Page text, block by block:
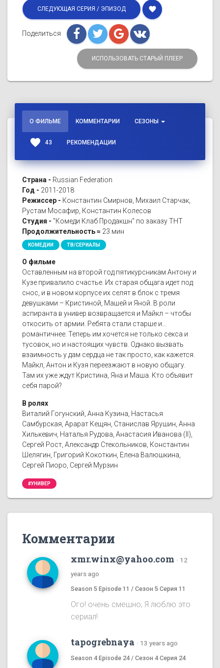
СЛЕДУЮЩАЯ СЕРИЯ / ЭПИЗОД favorite
Поделиться
ИСПОЛЬЗОВАТЬ СТАРЫЙ ПЛЕЕР
О ФИЛЬМЕ КОММЕНТАРИИ СЕЗОНЫ
favorite 43 РЕКОМЕНДАЦИИ
Страна - Russian Federation
Год - 2011-2018
Режиссер - Константин Смирнов, Михаил Старчак,
Рустам Мосафир, Константин Колесов
Студия - "Комеди Клаб Продакшн" по заказу ТНТ
Продолжительность ≈ 23 мин
КОМЕДИИ ТВ/СЕРИАЛЫ
О фильме
Оставленным на второй год пятикурсникам Антону и
Кузе привалило счастье. Их старая общага идет под
снос, и в новом корпусе их селят в блок с тремя
девушками – Кристиной, Машей и Яной. В роли
аспиранта в универ возвращается и Майкл – чтобы
откосить от армии. Ребята стали старше и…
романтичнее. Теперь им хочется не только секса и
тусовок, но и настоящих чувств. Однако вызвать
взаимность у дам сердца не так просто, как кажется.
Майкл, Антон и Кузя переезжают в новую общагу.
Там их уже ждут Кристина, Яна и Маша. Кто объявит
себя парой?
В ролях
Виталий Гогунский, Анна Кузина, Настасья
Самбурская, Арарат Кещян, Станислав Ярушин, Анна
Хилькевич, Наталья Рудова, Анастасия Иванова (II),
Сергей Рост, Александр Стекольников, Константин
Шелягин, Григорий Кокоткин, Елена Валюшкина,
Сергей Пиоро, Сергей Мурзин
#УНИВЕР
Комментарии
xmr.winx@yahoo.com · 12
years ago
Season 5 Episode 11 / Сезон 5 Серия 11
Ого! очень смешно, Я люблю это
сериал!
tapogrebnaya · 13 years ago
Season 4 Episode 24 / Сезон 4 Серия 24